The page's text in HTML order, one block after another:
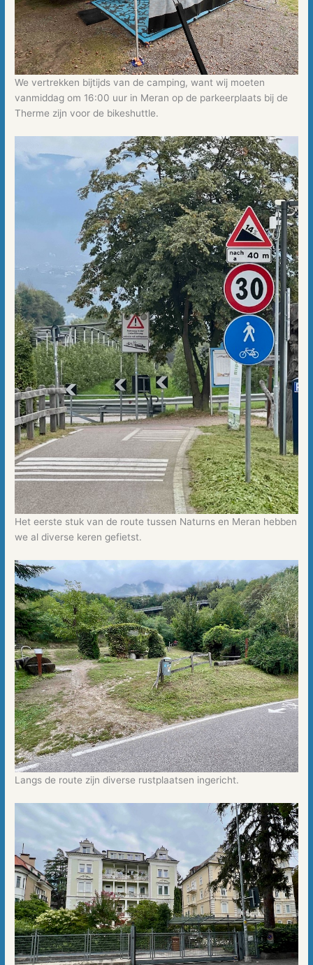
We vertrekken bijtijds van de camping, want wij moeten
vanmiddag om 16:00 uur in Meran op de parkeerplaats bij de
Therme zijn voor de bikeshuttle.
Het eerste stuk van de route tussen Naturns en Meran hebben
we al diverse keren gefietst.
Langs de route zijn diverse rustplaatsen ingericht.